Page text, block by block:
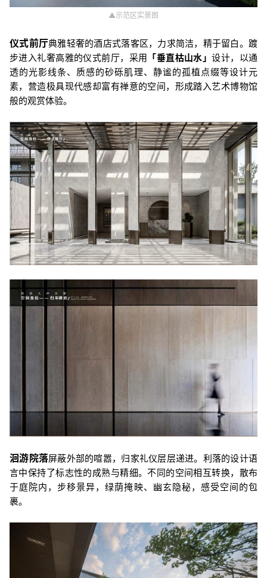
▲示范区实景图
仪式前厅典雅轻奢的酒店式落客区，力求简洁，精于留白。踱
步进入礼奢高雅的仪式前厅，采用 「垂直枯山水 」设计，以通
透的光影线条、质感的砂砾肌理、静谧的孤植点缀等设计元
素，营造极具现代感却富有禅意的空间，形成踏入艺术博物馆
般的观赏体验。
洄游院落屏蔽外部的喧嚣，归家礼仪层层递进。利落的设计语
言中保持了标志性的成熟与精细。不同的空间相互转换，散布
于庭院内，步移景异，绿荫掩映、幽玄隐秘，感受空间的包
裹。